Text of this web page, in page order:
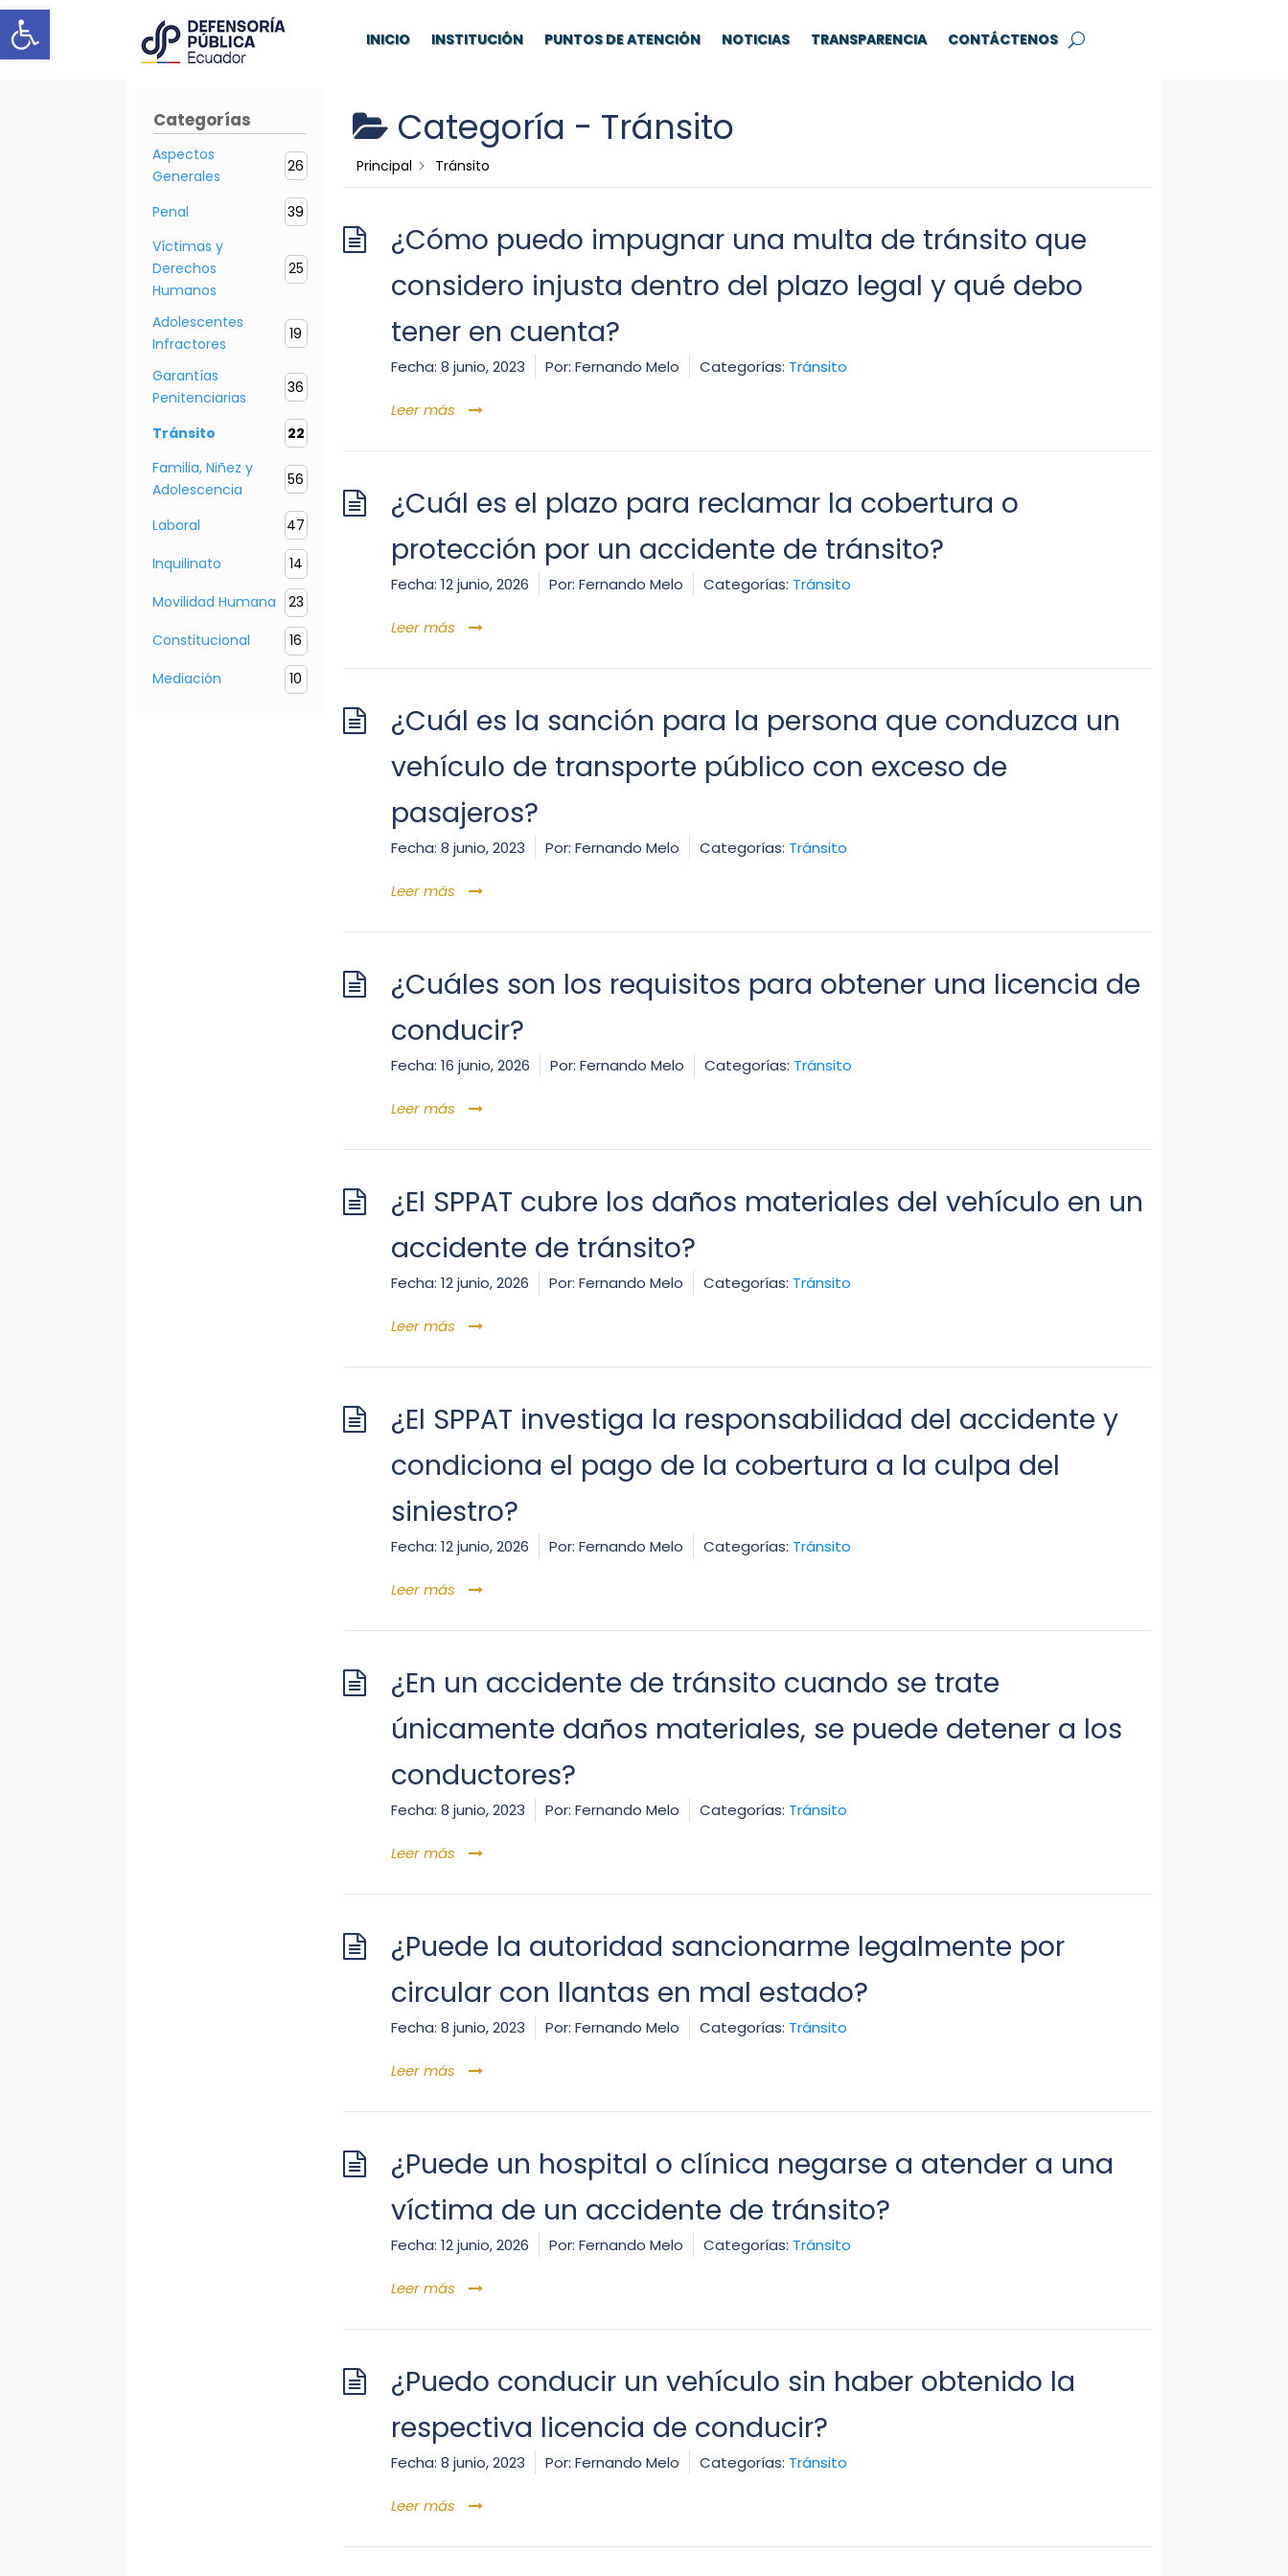
Abrir barra de herramientas INICIO INSTITUCIÓN PUNTOS DE ATENCIÓN NOTICIAS TRANSPARENCIA CONTÁCTENOS
Categorías
Aspectos
Generales
26
Penal
39
Víctimas y
Derechos
Humanos
25
Adolescentes
Infractores
19
Garantías
Penitenciarias
36
Tránsito
22
Familia, Niñez y
Adolescencia
56
Laboral 47
Inquilinato 14
Movilidad Humana 23
Constitucional 16
Mediación 10
Categoría - Tránsito
Principal Tránsito
¿Cómo puedo impugnar una multa de tránsito que
considero injusta dentro del plazo legal y qué debo
tener en cuenta?
Fecha: 8 junio, 2023 Por: Fernando Melo Categorías: Tránsito
Leer más
¿Cuál es el plazo para reclamar la cobertura o
protección por un accidente de tránsito?
Fecha: 12 junio, 2026 Por: Fernando Melo Categorías: Tránsito
Leer más
¿Cuál es la sanción para la persona que conduzca un
vehículo de transporte público con exceso de
pasajeros?
Fecha: 8 junio, 2023 Por: Fernando Melo Categorías: Tránsito
Leer más
¿Cuáles son los requisitos para obtener una licencia de
conducir?
Fecha: 16 junio, 2026 Por: Fernando Melo Categorías: Tránsito
Leer más
¿El SPPAT cubre los daños materiales del vehículo en un
accidente de tránsito?
Fecha: 12 junio, 2026 Por: Fernando Melo Categorías: Tránsito
Leer más
¿El SPPAT investiga la responsabilidad del accidente y
condiciona el pago de la cobertura a la culpa del
siniestro?
Fecha: 12 junio, 2026 Por: Fernando Melo Categorías: Tránsito
Leer más
¿En un accidente de tránsito cuando se trate
únicamente daños materiales, se puede detener a los
conductores?
Fecha: 8 junio, 2023 Por: Fernando Melo Categorías: Tránsito
Leer más
¿Puede la autoridad sancionarme legalmente por
circular con llantas en mal estado?
Fecha: 8 junio, 2023 Por: Fernando Melo Categorías: Tránsito
Leer más
¿Puede un hospital o clínica negarse a atender a una
víctima de un accidente de tránsito?
Fecha: 12 junio, 2026 Por: Fernando Melo Categorías: Tránsito
Leer más
¿Puedo conducir un vehículo sin haber obtenido la
respectiva licencia de conducir?
Fecha: 8 junio, 2023 Por: Fernando Melo Categorías: Tránsito
Leer más